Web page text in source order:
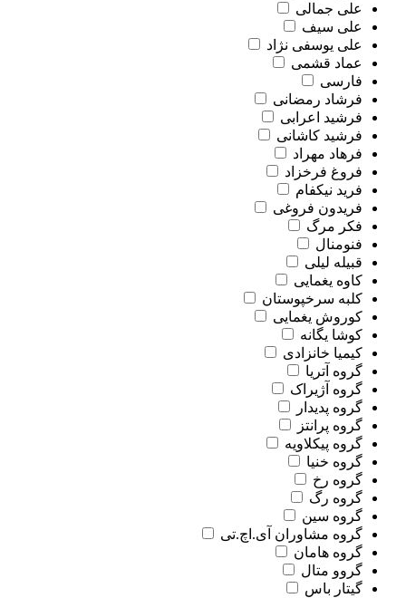
علی جمالی
علی سیف
علی یوسفی نژاد
عماد قشمی
فارسی
فرشاد رمضانی
فرشید اعرابی
فرشید کاشانی
فرهاد مهراد
فروغ فرخزاد
فرید نیکفام
فریدون فروغی
فکر مرگ
فنومنال
قبیله لیلی
کاوه یغمایی
کلبه سرخپوستان
کوروش یغمایی
کوشا یگانه
کیمیا خانزادی
گروه آتریا
گروه آژیراک
گروه پدیدار
گروه پرانتز
گروه پیکلاویه
گروه خنیا
گروه رخ
گروه رگ
گروه سین
گروه مشاوران آی.اچ.تی
گروه هامان
گروو متال
گیتار باس